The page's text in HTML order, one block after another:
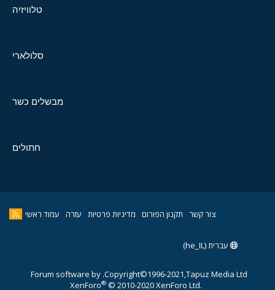
טלוויזיה
סלולארי
מבשלים כשר
חתולים
צור קשר תקנון הפורום מדיניות פרטיות עזרה עמוד ראשי
עברית (he_IL)
Copyright©1996-2021,Tapuz Media Ltd.
Forum software by
XenForo® © 2010-2020 XenForo Ltd.